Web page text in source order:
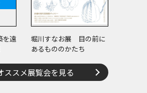
を遠
堀川すなお展 目の前に
あるもののかたち
ススメ展覧会を見る